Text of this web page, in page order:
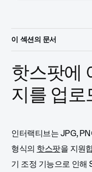
이 섹션의 문서
핫스팟에
지를 업
인터랙티브는 JPG,
형식의핫스팟을 지원
기 조정 기능으로 인해